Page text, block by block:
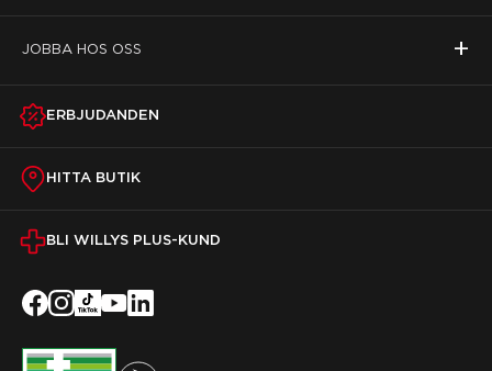
JOBBA HOS OSS +
ERBJUDANDEN
HITTA BUTIK
BLI WILLYS PLUS-KUND